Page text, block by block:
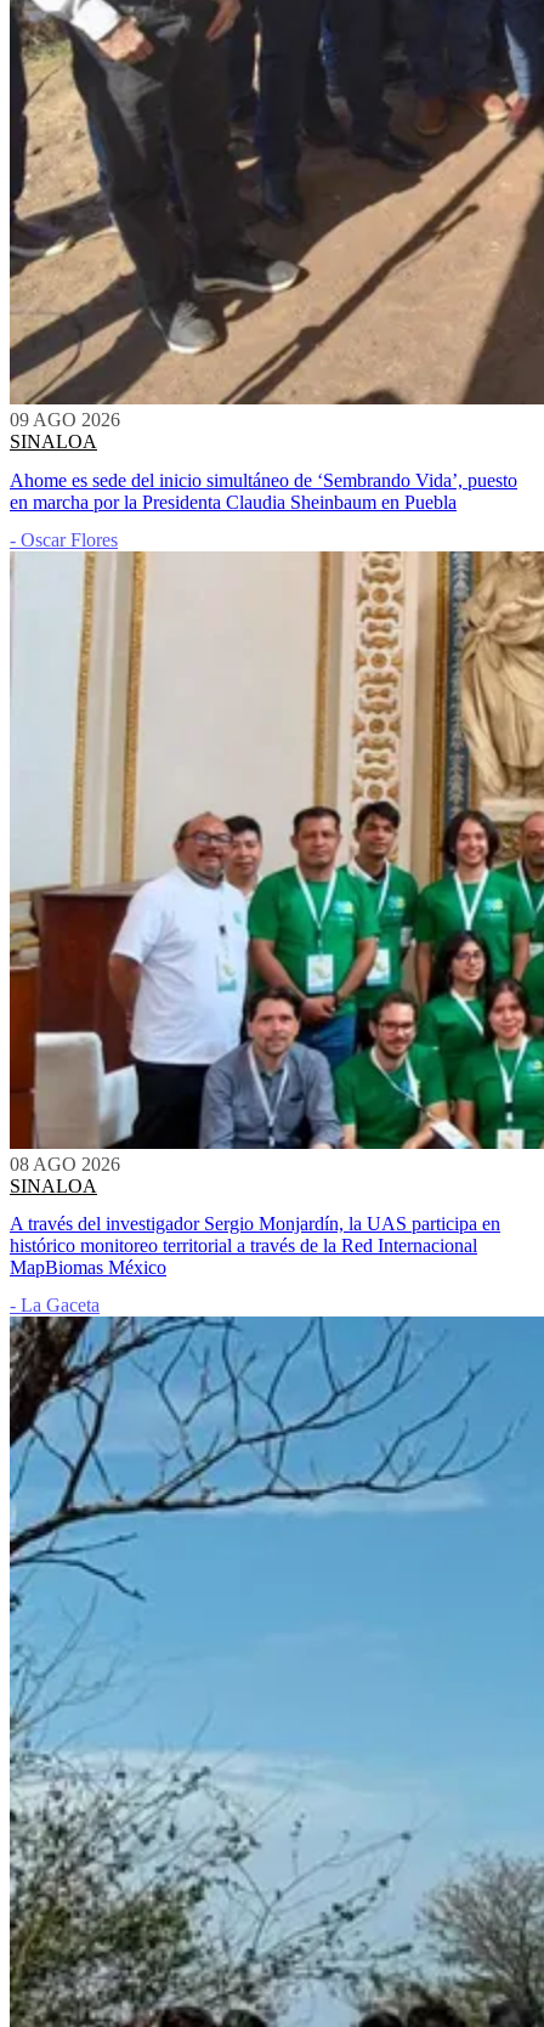
09 AGO 2026
SINALOA
Ahome es sede del inicio simultáneo de ‘Sembrando Vida’, puesto
en marcha por la Presidenta Claudia Sheinbaum en Puebla
- Oscar Flores
08 AGO 2026
SINALOA
A través del investigador Sergio Monjardín, la UAS participa en
histórico monitoreo territorial a través de la Red Internacional
MapBiomas México
- La Gaceta